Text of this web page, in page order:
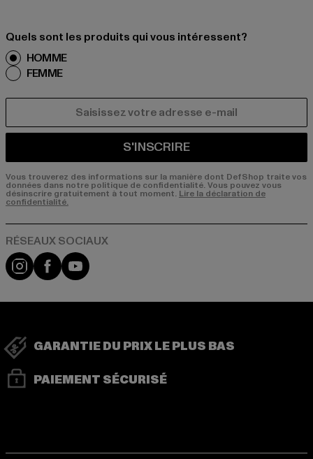
Quels sont les produits qui vous intéressent?
HOMME
FEMME
S'INSCRIRE
Vous trouverez des informations sur la manière dont DefShop traite vos
données dans notre politique de confidentialité. Vous pouvez vous
désinscrire gratuitement à tout moment. Lire la déclaration de
confidentialité.
Visit our Instagram page:
Visit our Facebook page:
Visit our YouTube channel:
GARANTIE DU PRIX LE PLUS BAS
PAIEMENT SÉCURISÉ